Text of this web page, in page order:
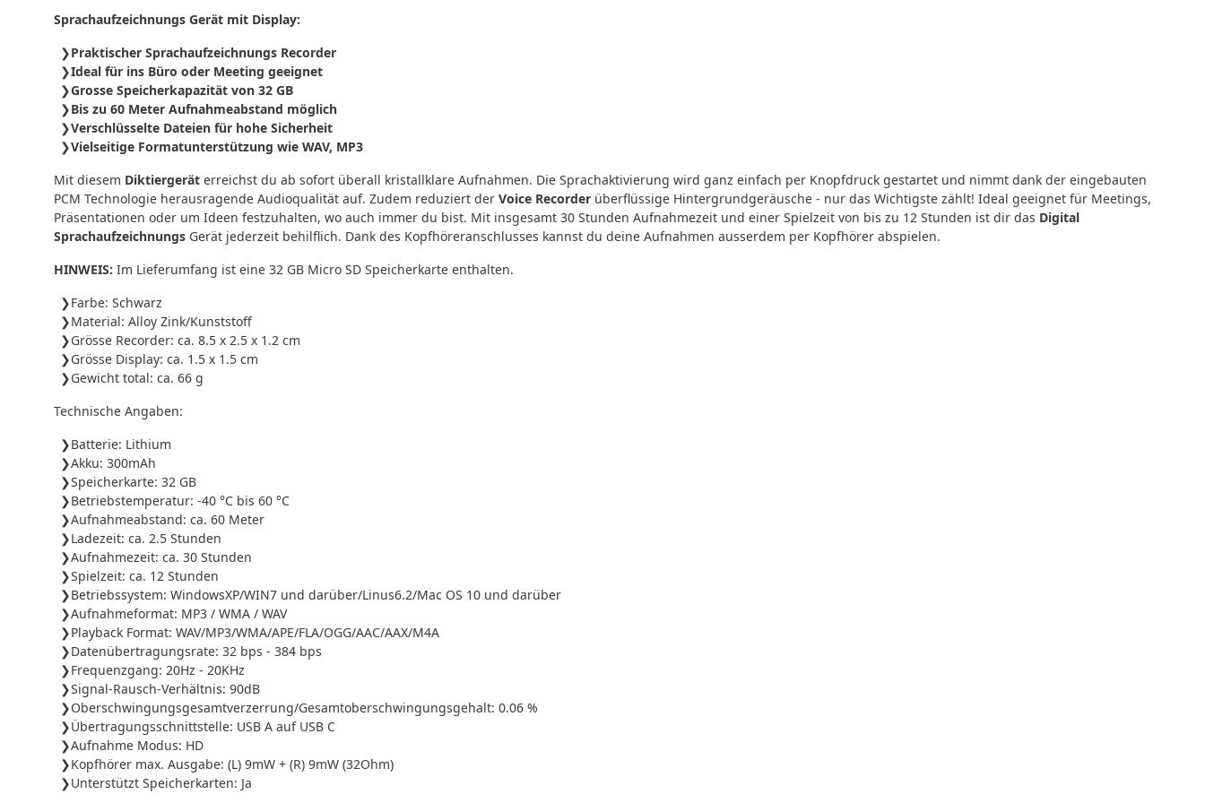
Sprachaufzeichnungs Gerät mit Display:
Praktischer Sprachaufzeichnungs Recorder
Ideal für ins Büro oder Meeting geeignet
Grosse Speicherkapazität von 32 GB
Bis zu 60 Meter Aufnahmeabstand möglich
Verschlüsselte Dateien für hohe Sicherheit
Vielseitige Formatunterstützung wie WAV, MP3
Mit diesem Diktiergerät erreichst du ab sofort überall kristallklare Aufnahmen. Die Sprachaktivierung wird ganz einfach per Knopfdruck gestartet und nimmt dank der eingebauten
PCM Technologie herausragende Audioqualität auf. Zudem reduziert der Voice Recorder überflüssige Hintergrundgeräusche - nur das Wichtigste zählt! Ideal geeignet für Meetings,
Präsentationen oder um Ideen festzuhalten, wo auch immer du bist. Mit insgesamt 30 Stunden Aufnahmezeit und einer Spielzeit von bis zu 12 Stunden ist dir das Digital
Sprachaufzeichnungs Gerät jederzeit behilflich. Dank des Kopfhöreranschlusses kannst du deine Aufnahmen ausserdem per Kopfhörer abspielen.
HINWEIS: Im Lieferumfang ist eine 32 GB Micro SD Speicherkarte enthalten.
Farbe: Schwarz
Material: Alloy Zink/Kunststoff
Grösse Recorder: ca. 8.5 x 2.5 x 1.2 cm
Grösse Display: ca. 1.5 x 1.5 cm
Gewicht total: ca. 66 g
Technische Angaben:
Batterie: Lithium
Akku: 300mAh
Speicherkarte: 32 GB
Betriebstemperatur: -40 °C bis 60 °C
Aufnahmeabstand: ca. 60 Meter
Ladezeit: ca. 2.5 Stunden
Aufnahmezeit: ca. 30 Stunden
Spielzeit: ca. 12 Stunden
Betriebssystem: WindowsXP/WIN7 und darüber/Linus6.2/Mac OS 10 und darüber
Aufnahmeformat: MP3 / WMA / WAV
Playback Format: WAV/MP3/WMA/APE/FLA/OGG/AAC/AAX/M4A
Datenübertragungsrate: 32 bps - 384 bps
Frequenzgang: 20Hz - 20KHz
Signal-Rausch-Verhältnis: 90dB
Oberschwingungsgesamtverzerrung/Gesamtoberschwingungsgehalt: 0.06 %
Übertragungsschnittstelle: USB A auf USB C
Aufnahme Modus: HD
Kopfhörer max. Ausgabe: (L) 9mW + (R) 9mW (32Ohm)
Unterstützt Speicherkarten: Ja